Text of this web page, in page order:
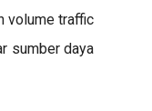
volume traffic
sumber daya